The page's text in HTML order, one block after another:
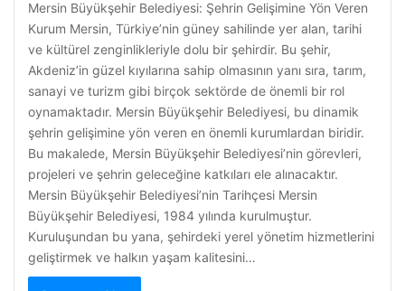
Mersin Büyükşehir Belediyesi: Şehrin Gelişimine Yön Veren
Kurum Mersin, Türkiye’nin güney sahilinde yer alan, tarihi
ve kültürel zenginlikleriyle dolu bir şehirdir. Bu şehir,
Akdeniz’in güzel kıyılarına sahip olmasının yanı sıra, tarım,
sanayi ve turizm gibi birçok sektörde de önemli bir rol
oynamaktadır. Mersin Büyükşehir Belediyesi, bu dinamik
şehrin gelişimine yön veren en önemli kurumlardan biridir.
Bu makalede, Mersin Büyükşehir Belediyesi’nin görevleri,
projeleri ve şehrin geleceğine katkıları ele alınacaktır.
Mersin Büyükşehir Belediyesi’nin Tarihçesi Mersin
Büyükşehir Belediyesi, 1984 yılında kurulmuştur.
Kuruluşundan bu yana, şehirdeki yerel yönetim hizmetlerini
geliştirmek ve halkın yaşam kalitesini…